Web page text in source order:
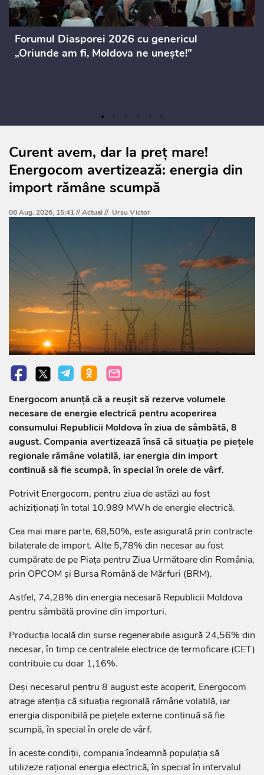
Forumul Diasporei 2026 cu genericul
„Oriunde am fi, Moldova ne unește!”
Curent avem, dar la preț mare!
Energocom avertizează: energia din
import rămâne scumpă
08 Aug. 2026, 15:41 //Actual// Ursu Victor
Energocom anunță că a reușit să rezerve volumele
necesare de energie electrică pentru acoperirea
consumului Republicii Moldova în ziua de sâmbătă, 8
august. Compania avertizează însă că situația pe piețele
regionale rămâne volatilă, iar energia din import
continuă să fie scumpă, în special în orele de vârf.
Potrivit Energocom, pentru ziua de astăzi au fost
achiziționați în total 10.989 MWh de energie electrică.
Cea mai mare parte, 68,50%, este asigurată prin contracte
bilaterale de import. Alte 5,78% din necesar au fost
cumpărate de pe Piața pentru Ziua Următoare din România,
prin OPCOM și Bursa Română de Mărfuri (BRM).
Astfel, 74,28% din energia necesară Republicii Moldova
pentru sâmbătă provine din importuri.
Producția locală din surse regenerabile asigură 24,56% din
necesar, în timp ce centralele electrice de termoficare (CET)
contribuie cu doar 1,16%.
Deși necesarul pentru 8 august este acoperit, Energocom
atrage atenția că situația regională rămâne volatilă, iar
energia disponibilă pe piețele externe continuă să fie
scumpă, în special în orele de vârf.
În aceste condiții, compania îndeamnă populația să
utilizeze rațional energia electrică, în special în intervalul